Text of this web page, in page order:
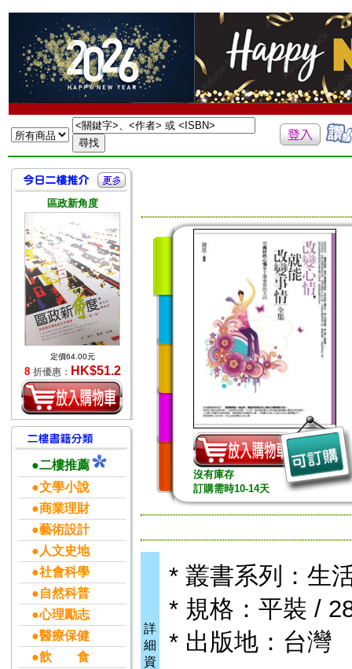
區政新角度
定價64.00元
8 折優惠： HK$51.2
●二樓推薦
●文學小說
●商業理財
●藝術設計
●人文史地
●社會科學
●自然科普
●心理勵志
●醫療保健
●飲 食
沒有庫存
訂購需時10-14天
詳
細
資
* 叢書系列：生
* 規格：平裝 /
* 出版地：台灣